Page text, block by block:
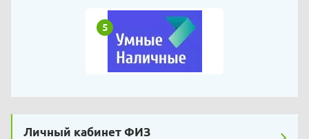
5
Личный кабинет ФИЗ